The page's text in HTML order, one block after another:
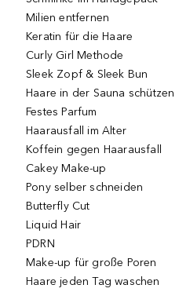
Milien entfernen
Keratin für die Haare
Curly Girl Methode
Sleek Zopf & Sleek Bun
Haare in der Sauna schützen
Festes Parfum
Haarausfall im Alter
Koffein gegen Haarausfall
Cakey Make-up
Pony selber schneiden
Butterfly Cut
Liquid Hair
PDRN
Make-up für große Poren
Haare jeden Tag waschen